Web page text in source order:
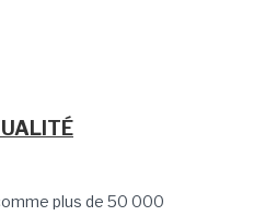
plus de 50 000